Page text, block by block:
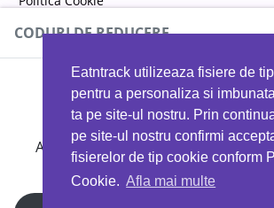
Eatntrack utilizeaza fisiere de
pentru a personaliza si
ta pe site-ul nostru. Prin
pe site-ul nostru confirmi
fisierelor de tip cookie conform
Cookie. Afla mai multe
Politica de confidențialitate
CODURI DE REDUCERE
MYPROTEIN
Ai 40%reducere la orice comandă
EATTRACK